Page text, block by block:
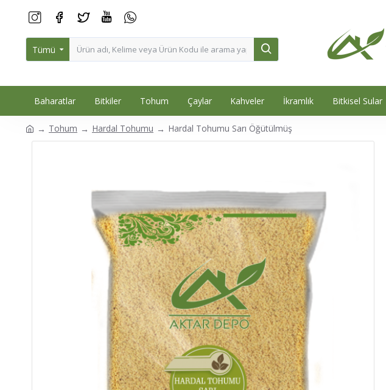
Tümü
Baharatlar Bitkiler Tohum Çaylar Kahveler İkramlık Bitkisel Sular
Tohum Hardal Tohumu Hardal Tohumu Sarı Öğütülmüş